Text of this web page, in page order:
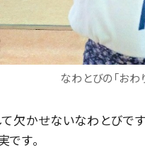
なわとびの「おわ
欠かせないなわとびで
す。